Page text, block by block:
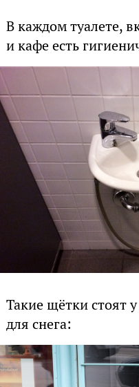
В каждом туалете,
и кафе есть
Такие щётки стоят
для снега: